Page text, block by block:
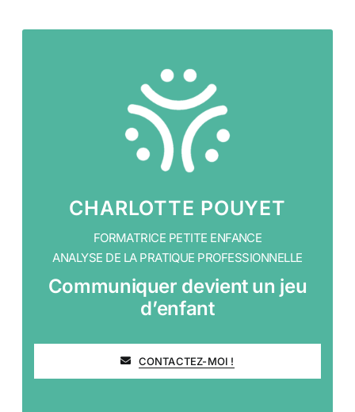
CHARLOTTE POUYET
FORMATRICE PETITE ENFANCE
ANALYSE DE LA PRATIQUE PROFESSIONNELLE
Communiquer devient un jeu
d’enfant
CONTACTEZ-MOI !